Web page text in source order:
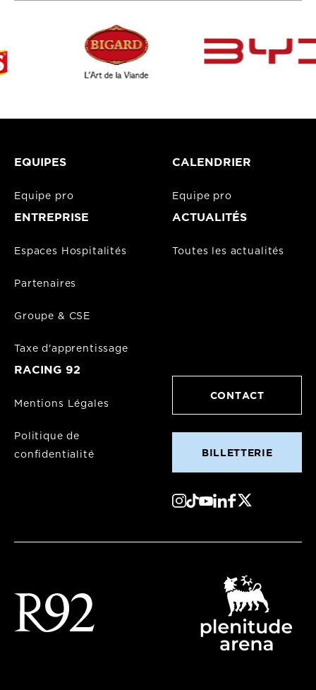
EQUIPES
Equipe pro
CALENDRIER
Equipe pro
ENTREPRISE
Espaces Hospitalités
Partenaires
Groupe & CSE
Taxe d'apprentissage
ACTUALITÉS
Toutes les actualités
RACING 92
Mentions Légales
Politique de
confidentialité
CONTACT
BILLETTERIE